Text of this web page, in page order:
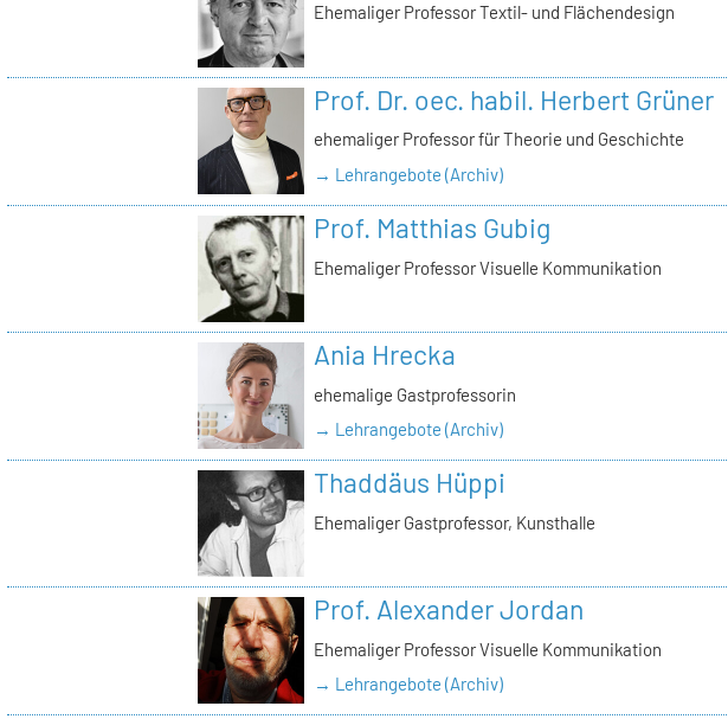
Ehemaliger Professor Textil- und Flächendesign
Prof. Dr. oec. habil. Herbert Grüner
ehemaliger Professor für Theorie und Geschichte
→ Lehrangebote (Archiv)
Prof. Matthias Gubig
Ehemaliger Professor Visuelle Kommunikation
Ania Hrecka
ehemalige Gastprofessorin
→ Lehrangebote (Archiv)
Thaddäus Hüppi
Ehemaliger Gastprofessor, Kunsthalle
Prof. Alexander Jordan
Ehemaliger Professor Visuelle Kommunikation
→ Lehrangebote (Archiv)